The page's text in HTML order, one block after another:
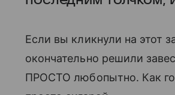
Если вы кликнули на этот
окончательно решили
ПРОСТО любопытно. Как